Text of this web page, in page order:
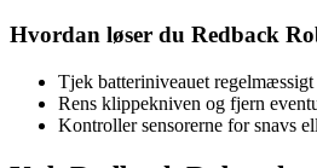
Hvordan løser du Redback
Tjek batteriniveauet
Rens klippekniven og fjern
Kontroller sensorerne for snavs